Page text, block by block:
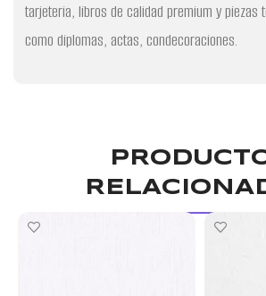
tarjeteria, libros de calidad premium y piezas
como diplomas, actas, condecoraciones.